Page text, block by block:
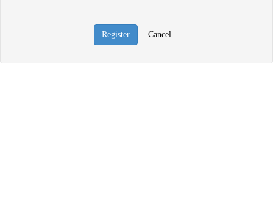
Register Cancel